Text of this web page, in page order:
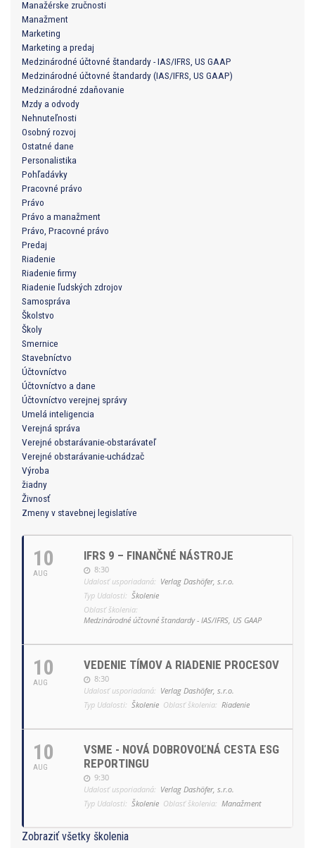
Manažérske zručnosti
Manažment
Marketing
Marketing a predaj
Medzinárodné účtovné štandardy - IAS/IFRS, US GAAP
Medzinárodné účtovné štandardy (IAS/IFRS, US GAAP)
Medzinárodné zdaňovanie
Mzdy a odvody
Nehnuteľnosti
Osobný rozvoj
Ostatné dane
Personalistika
Pohľadávky
Pracovné právo
Právo
Právo a manažment
Právo, Pracovné právo
Predaj
Riadenie
Riadenie firmy
Riadenie ľudských zdrojov
Samospráva
Školstvo
Školy
Smernice
Stavebníctvo
Účtovníctvo
Účtovníctvo a dane
Účtovníctvo verejnej správy
Umelá inteligencia
Verejná správa
Verejné obstarávanie-obstarávateľ
Verejné obstarávanie-uchádzač
Výroba
žiadny
Živnosť
Zmeny v stavebnej legislatíve
10
AUG
IFRS 9 – FINANČNÉ NÁSTROJE
8:30
Udalosť usporiadaná: Verlag Dashöfer, s.r.o.
Typ Udalosti: Školenie
Oblasť školenia:
Medzinárodné účtovné štandardy - IAS/IFRS, US GAAP
10
AUG
VEDENIE TÍMOV A RIADENIE PROCESOV
8:30
Udalosť usporiadaná: Verlag Dashöfer, s.r.o.
Typ Udalosti: Školenie Oblasť školenia: Riadenie
10
AUG
VSME - NOVÁ DOBROVOĽNÁ CESTA ESG
REPORTINGU
9:30
Udalosť usporiadaná: Verlag Dashöfer, s.r.o.
Typ Udalosti: Školenie Oblasť školenia: Manažment
Zobraziť všetky školenia